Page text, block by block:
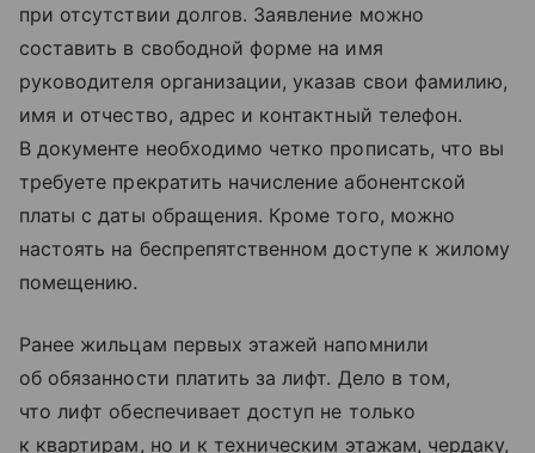
при отсутствии долгов. Заявление можно
составить в свободной форме на имя
руководителя организации, указав свои фамилию,
имя и отчество, адрес и контактный телефон.
В документе необходимо четко прописать, что вы
требуете прекратить начисление абонентской
платы с даты обращения. Кроме того, можно
настоять на беспрепятственном доступе к жилому
помещению.
Ранее жильцам первых этажей напомнили
об обязанности платить за лифт. Дело в том,
что лифт обеспечивает доступ не только
к квартирам, но и к техническим этажам, чердаку,